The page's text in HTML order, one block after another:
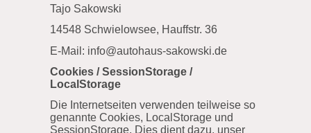
Tajo Sakowski
14548 Schwielowsee, Hauffstr. 36
E-Mail: info@autohaus-sakowski.de
Cookies / SessionStorage /
LocalStorage
Die Internetseiten verwenden teilweise so
genannte Cookies, LocalStorage und
SessionStorage. Dies dient dazu, unser